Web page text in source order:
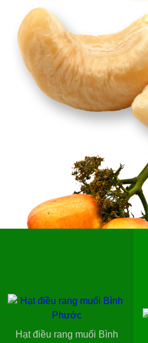
Hạt điều rang muối Bình